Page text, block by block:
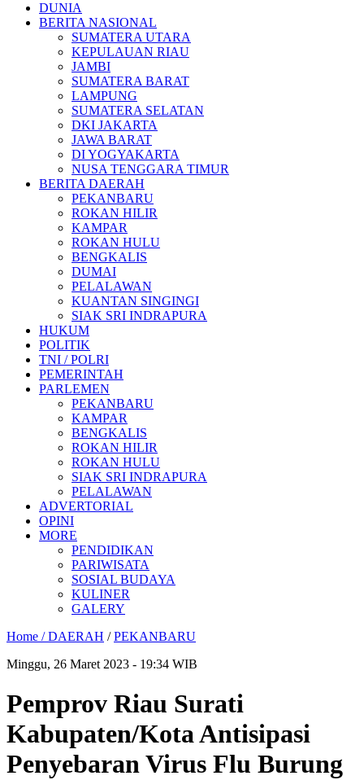
DUNIA
BERITA NASIONAL
SUMATERA UTARA
KEPULAUAN RIAU
JAMBI
SUMATERA BARAT
LAMPUNG
SUMATERA SELATAN
DKI JAKARTA
JAWA BARAT
DI YOGYAKARTA
NUSA TENGGARA TIMUR
BERITA DAERAH
PEKANBARU
ROKAN HILIR
KAMPAR
ROKAN HULU
BENGKALIS
DUMAI
PELALAWAN
KUANTAN SINGINGI
SIAK SRI INDRAPURA
HUKUM
POLITIK
TNI / POLRI
PEMERINTAH
PARLEMEN
PEKANBARU
KAMPAR
BENGKALIS
ROKAN HILIR
ROKAN HULU
SIAK SRI INDRAPURA
PELALAWAN
ADVERTORIAL
OPINI
MORE
PENDIDIKAN
PARIWISATA
SOSIAL BUDAYA
KULINER
GALERY
Home /DAERAH /PEKANBARU
Minggu, 26 Maret 2023 - 19:34 WIB
Pemprov Riau Surati
Kabupaten/Kota Antisipasi
Penyebaran Virus Flu Burung